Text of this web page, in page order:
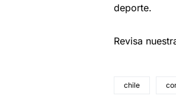
deporte.
Revisa
chile